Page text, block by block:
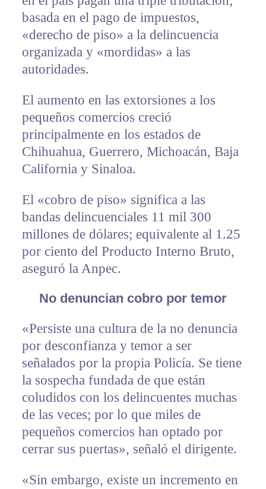
basada en el pago de impuestos,
«derecho de piso» a la delincuencia
organizada y «mordidas» a las
autoridades.
El aumento en las extorsiones a los
pequeños comercios creció
principalmente en los estados de
Chihuahua, Guerrero, Michoacán, Baja
California y Sinaloa.
El «cobro de piso» significa a las
bandas delincuenciales 11 mil 300
millones de dólares; equivalente al 1.25
por ciento del Producto Interno Bruto,
aseguró la Anpec.
No denuncian cobro por temor
«Persiste una cultura de la no denuncia
por desconfianza y temor a ser
señalados por la propia Policía. Se tiene
la sospecha fundada de que están
coludidos con los delincuentes muchas
de las veces; por lo que miles de
pequeños comercios han optado por
cerrar sus puertas», señaló el dirigente.
«Sin embargo, existe un incremento en